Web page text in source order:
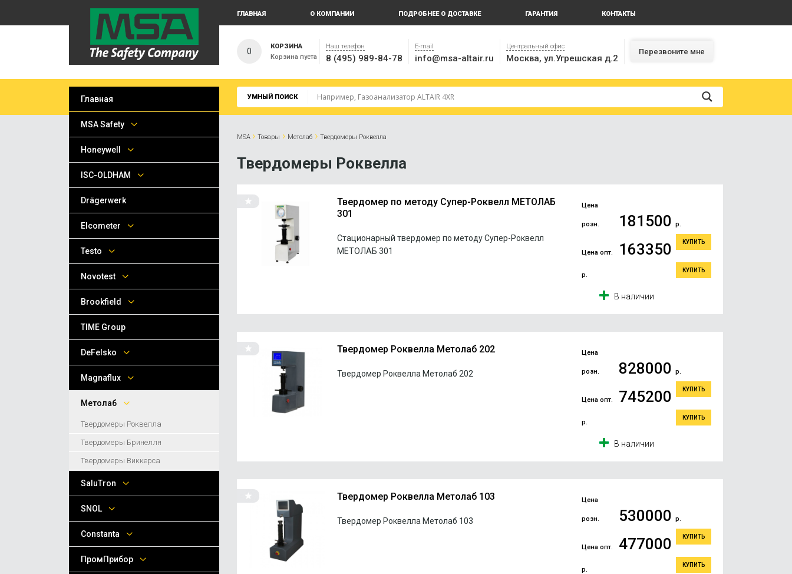
ГЛАВНАЯ О КОМПАНИИ ПОДРОБНЕЕ О ДОСТАВКЕ ГАРАНТИЯ КОНТАКТЫ
0
КОРЗИНА
Корзина пуста
Наш телефон
8 (495) 989-84-78
E-mail
info@msa-altair.ru
Центральный офис
Москва, ул.Угрешская д.2
Перезвоните мне
УМНЫЙ ПОИСК
MSA › Товары › Метолаб › Твердомеры Роквелла
Твердомеры Роквелла
Твердомер по методу Супер-Роквелл МЕТОЛАБ
301
Стационарный твердомер по методу Супер-Роквелл
МЕТОЛАБ 301
Цена
розн. 181500 р.
КУПИТЬ
Цена опт. 163350
р.
КУПИТЬ
В наличии
Твердомер Роквелла Метолаб 202
Твердомер Роквелла Метолаб 202
Цена
розн. 828000 р.
КУПИТЬ
Цена опт. 745200
р.
КУПИТЬ
В наличии
Твердомер Роквелла Метолаб 103
Твердомер Роквелла Метолаб 103
Цена
розн. 530000 р.
КУПИТЬ
Цена опт. 477000
р.
КУПИТЬ
Главная
MSA Safety
Honeywell
ISC-OLDHAM
Drägerwerk
Elcometer
Testo
Novotest
Brookfield
TIME Group
DeFelsko
Magnaflux
Метолаб
Твердомеры Роквелла
Твердомеры Бринелля
Твердомеры Виккерса
SaluTron
SNOL
Сonstanta
ПромПрибор